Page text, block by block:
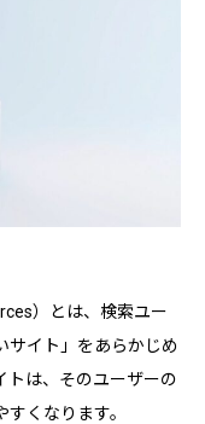
）とは、検索ユー
サイト」をあらかじめ
トは、そのユーザーの
くなります。